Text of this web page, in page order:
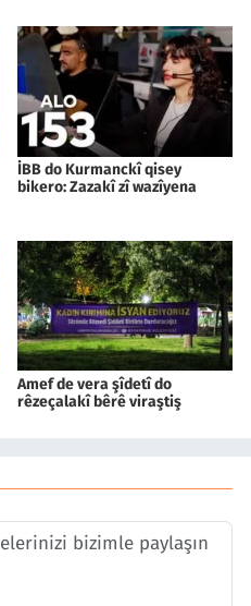
İBB do Kurmanckî qisey
bikero: Zazakî zî wazîyena
Amef de vera şîdetî do
rêzeçalakî bêrê viraştiş